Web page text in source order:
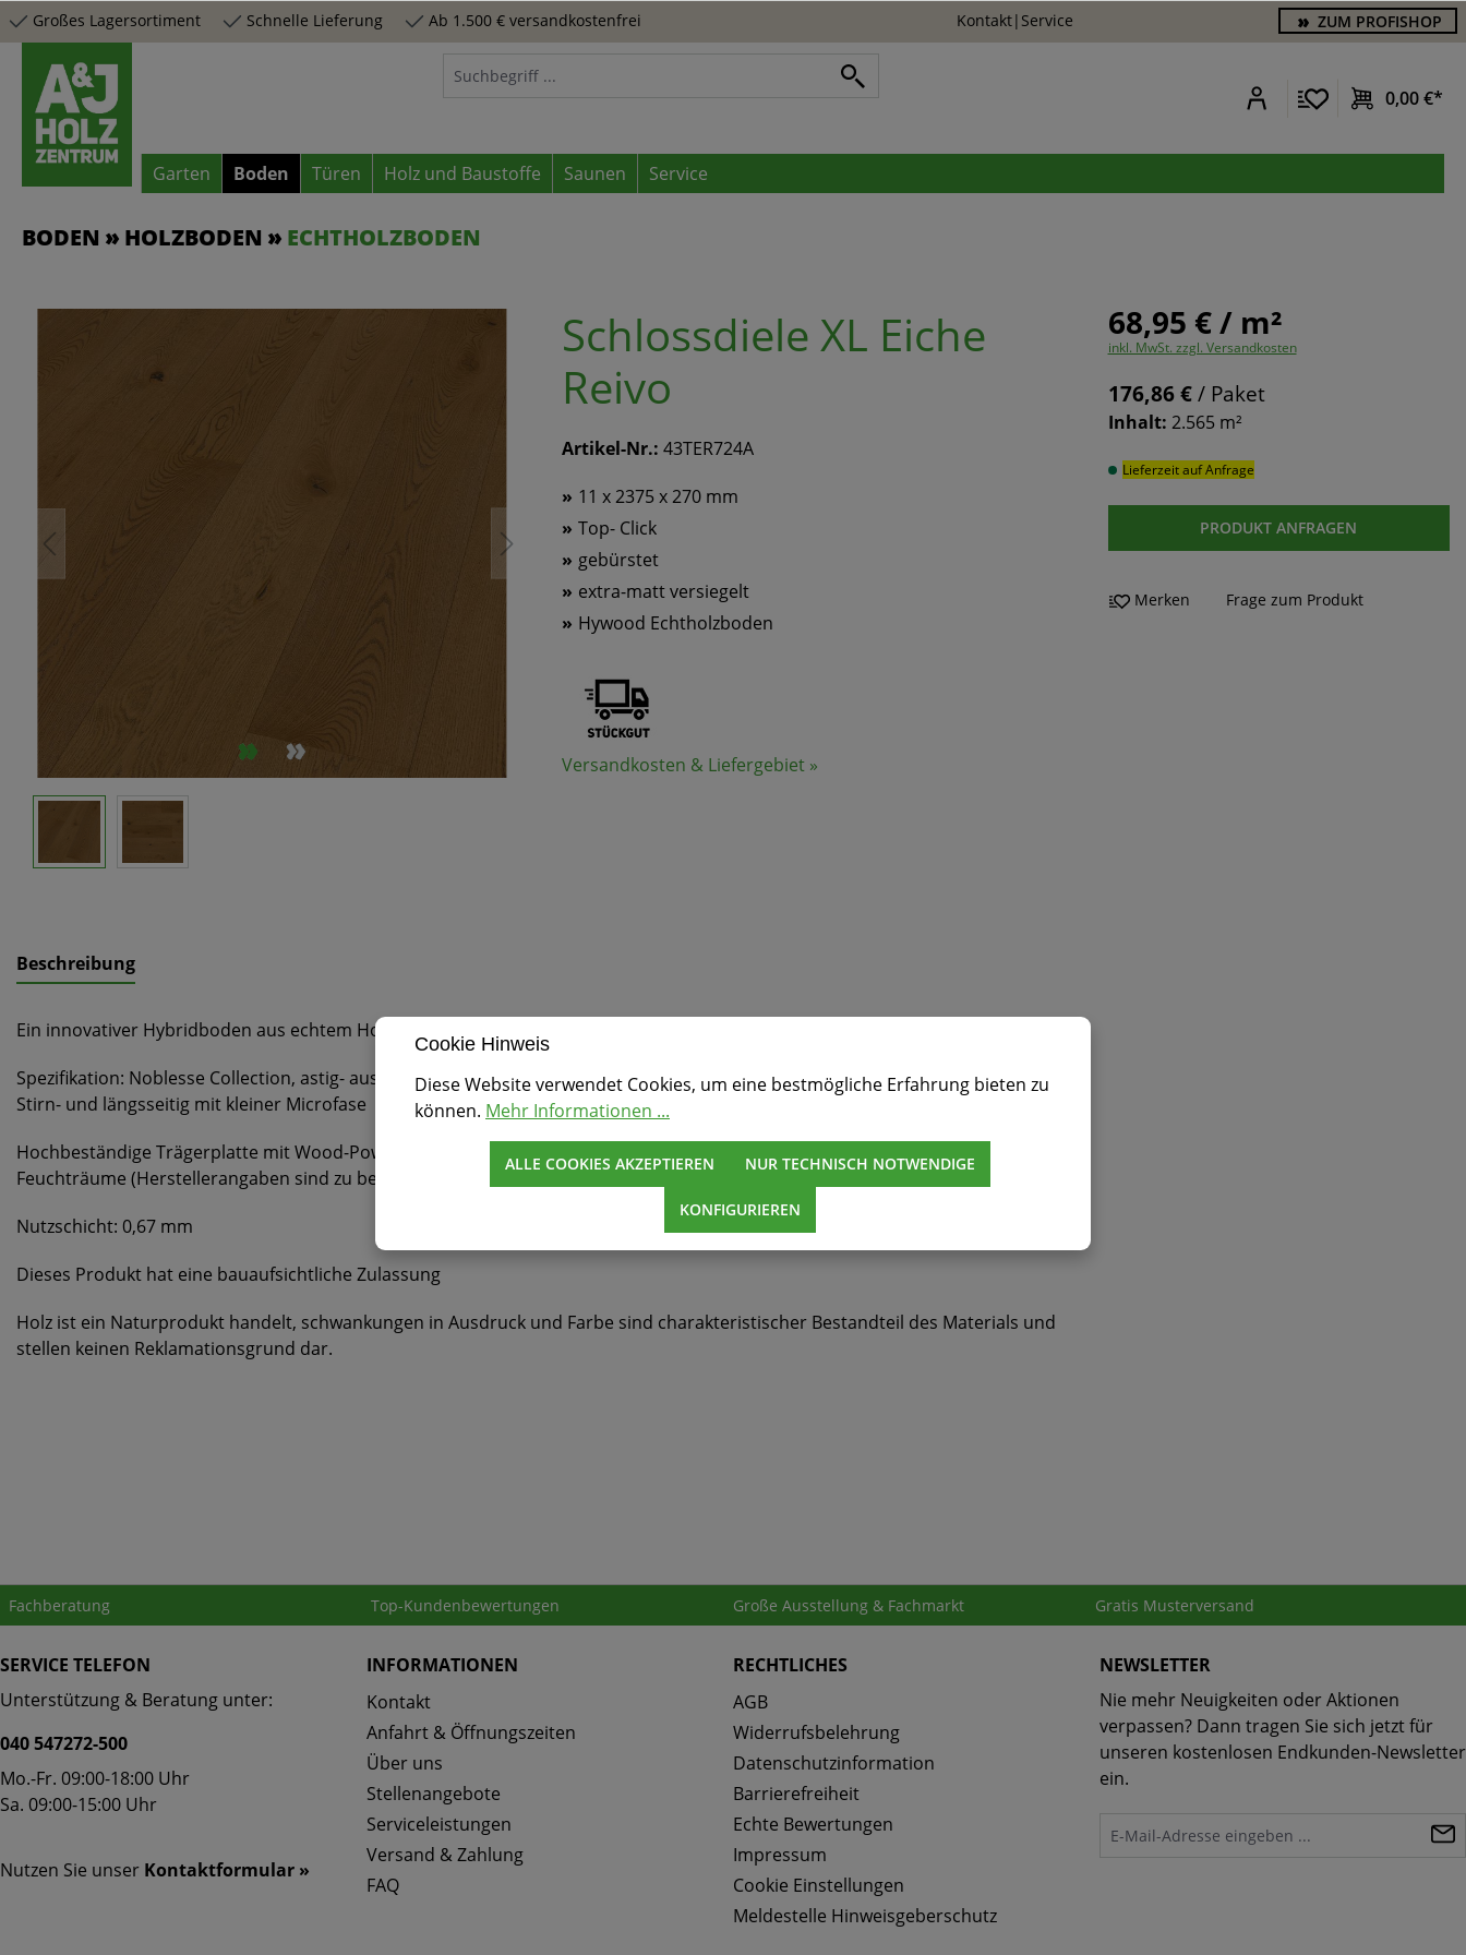
Zur Hauptnavigation springen
Großes Lagersortiment Schnelle Lieferung Ab 1.500 € versandkostenfrei Kontakt| Service ZUM PROFISHOP
0,00 €*
Garten Boden Türen Holz und Baustoffe Saunen Service
BODEN HOLZBODEN ECHTHOLZBODEN
Schlossdiele XL Eiche
Reivo
Artikel-Nr.:43TER724A
11 x 2375 x 270 mm
Top- Click
gebürstet
extra-matt versiegelt
Hywood Echtholzboden
Versandkosten & Liefergebiet »
68,95 € / m²
inkl. MwSt. zzgl. Versandkosten
176,86 €/ Paket
Inhalt: 2.565 m²
Lieferzeit auf Anfrage
PRODUKT ANFRAGEN
Merken Frage zum Produkt
Beschreibung
Ein innovativer Hybridboden aus echtem Holz
Spezifikation: Noblesse Collection, astig- ausgewogen. Oberfläche: extra-matt versiegelt und gebürstet.
Stirn- und längsseitig mit kleiner Microfase
Hochbeständige Trägerplatte mit Wood-Powder Technologie, quellgeschützt durch Aqua Seal und Nature Protect! Auch für
Feuchträume (Herstellerangaben sind zu berücksichtigen).
Nutzschicht: 0,67 mm
Dieses Produkt hat eine bauaufsichtliche Zulassung
Holz ist ein Naturprodukt handelt, schwankungen in Ausdruck und Farbe sind charakteristischer Bestandteil des Materials und
stellen keinen Reklamationsgrund dar.
Fachberatung Top-Kundenbewertungen Große Ausstellung & Fachmarkt Gratis Musterversand
SERVICE TELEFON
Unterstützung & Beratung unter:
040 547272-500
Mo.-Fr. 09:00-18:00 Uhr
Sa. 09:00-15:00 Uhr
Nutzen Sie unser Kontaktformular »
INFORMATIONEN
Kontakt
Anfahrt & Öffnungszeiten
Über uns
Stellenangebote
Serviceleistungen
Versand & Zahlung
FAQ
RECHTLICHES
AGB
Widerrufsbelehrung
Datenschutzinformation
Barrierefreiheit
Echte Bewertungen
Impressum
Cookie Einstellungen
Meldestelle Hinweisgeberschutz
NEWSLETTER
Nie mehr Neuigkeiten oder Aktionen
verpassen? Dann tragen Sie sich jetzt für
unseren kostenlosen Endkunden-Newsletter
ein.
Cookie Hinweis
Diese Website verwendet Cookies, um eine bestmögliche Erfahrung bieten zu
können. Mehr Informationen ...
NUR TECHNISCH NOTWENDIGE
KONFIGURIEREN
ALLE COOKIES AKZEPTIEREN